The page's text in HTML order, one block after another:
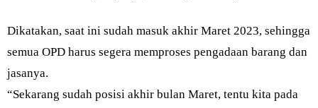
Dikatakan, saat ini sudah masuk akhir Maret 2023, sehingga
semua OPD harus segera memproses pengadaan barang dan
jasanya.
“Sekarang sudah posisi akhir bulan Maret, tentu kita pada